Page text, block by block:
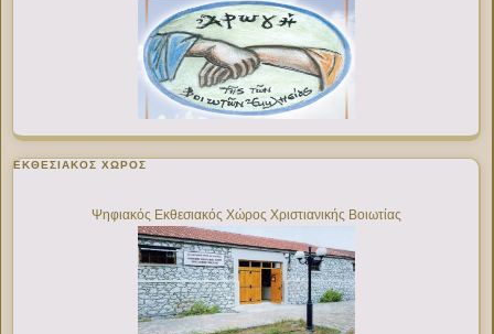
ΕΚΘΕΣΙΑΚΌΣ ΧΏΡΟΣ
Ψηφιακός Εκθεσιακός Χώρος Χριστιανικής Βοιωτίας